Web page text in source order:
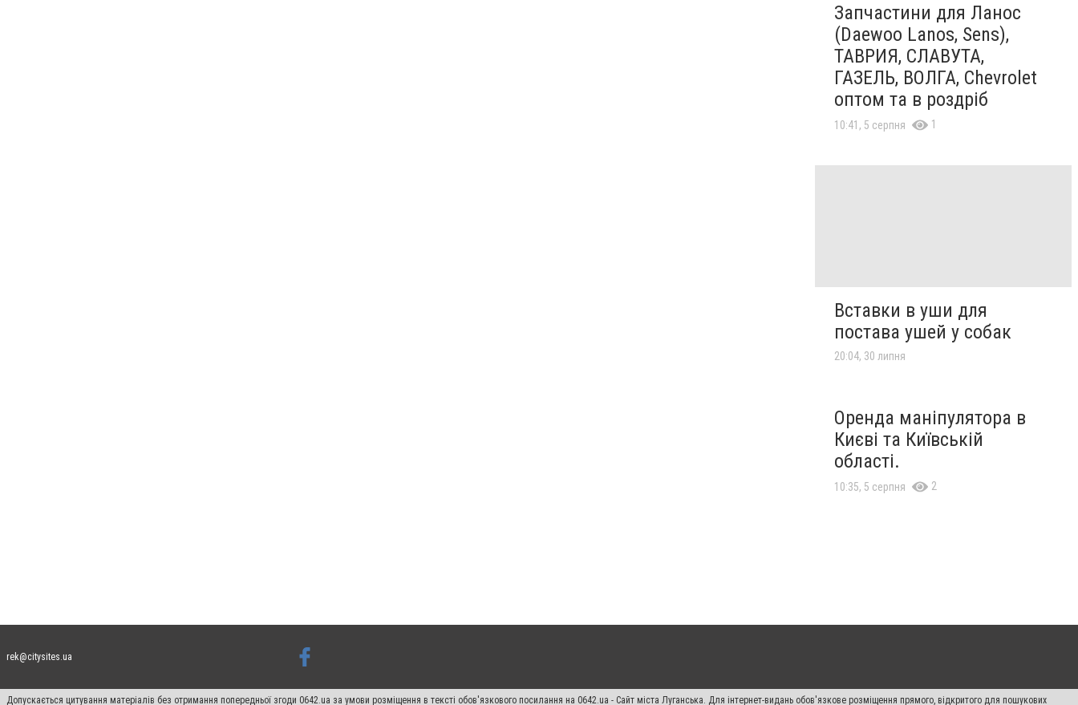
Запчастини для Ланос
(Daewoo Lanos, Sens),
ТАВРИЯ, СЛАВУТА,
ГАЗЕЛЬ, ВОЛГА, Chevrolet
оптом та в роздріб
10:41, 5 серпня 1
Вставки в уши для
постава ушей у собак
20:04, 30 липня
Оренда маніпулятора в
Києві та Київській
області.
10:35, 5 серпня 2
rek@citysites.ua
Допускається цитування матеріалів без отримання попередньої згоди 0642.ua за умови розміщення в тексті обов'язкового посилання на 0642.ua - Сайт міста Луганська. Для інтернет-видань обов'язкове розміщення прямого, відкритого для пошукових